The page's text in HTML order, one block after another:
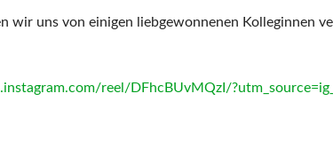
wir uns von einigen liebgewonnenen Kolleginnen
reel/DFhcBUvMQzI/